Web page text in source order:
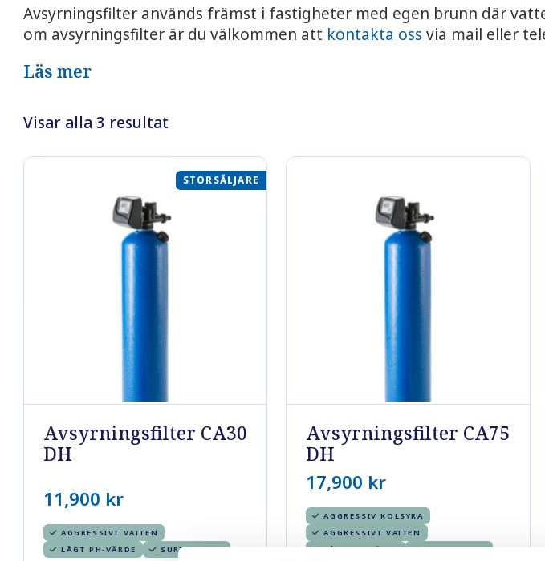
Avsyrningsfilter används främst i fastigheter med egen brunn där
om avsyrningsfilter är du välkommen att kontakta oss via mail eller
Läs mer
Visar alla 3 resultat
STORSÄLJARE
Avsyrningsfilter CA30
DH
11,900 kr
AGGRESSIVT VATTEN
LÅGT PH-VÄRDE
SURT VATTEN
Avsyrningsfilter CA75
DH
17,900 kr
AGGRESSIV KOLSYRA
AGGRESSIVT VATTEN
LÅGT PH-VÄRDE
SURT VATTEN